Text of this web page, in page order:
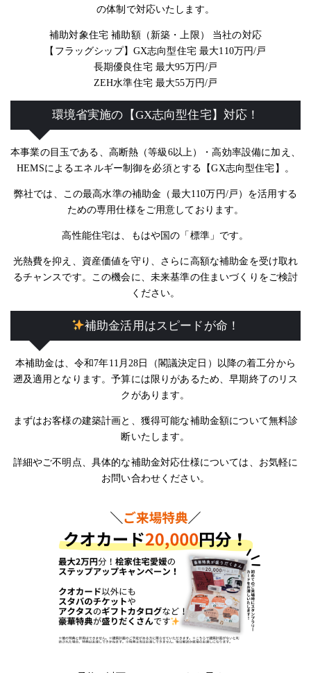
の体制で対応いたします。
補助対象住宅 補助額（新築・上限） 当社の対応
【フラッグシップ】GX志向型住宅 最大110万円/戸
長期優良住宅 最大95万円/戸
ZEH水準住宅 最大55万円/戸
環境省実施の【GX志向型住宅】対応！
本事業の目玉である、高断熱（等級6以上）・高効率設備に加え、
HEMSによるエネルギー制御を必須とする【GX志向型住宅】。
弊社では、この最高水準の補助金（最大110万円/戸）を活用する
ための専用仕様をご用意しております。
高性能住宅は、もはや国の「標準」です。
光熱費を抑え、資産価値を守り、さらに高額な補助金を受け取れ
るチャンスです。この機会に、未来基準の住まいづくりをご検討
ください。
補助金活用はスピードが命！
本補助金は、令和7年11月28日（閣議決定日）以降の着工分から
遡及適用となります。予算には限りがあるため、早期終了のリス
クがあります。
まずはお客様の建築計画と、獲得可能な補助金額について無料診
断いたします。
詳細やご不明点、具体的な補助金対応仕様については、お気軽に
お問い合わせください。